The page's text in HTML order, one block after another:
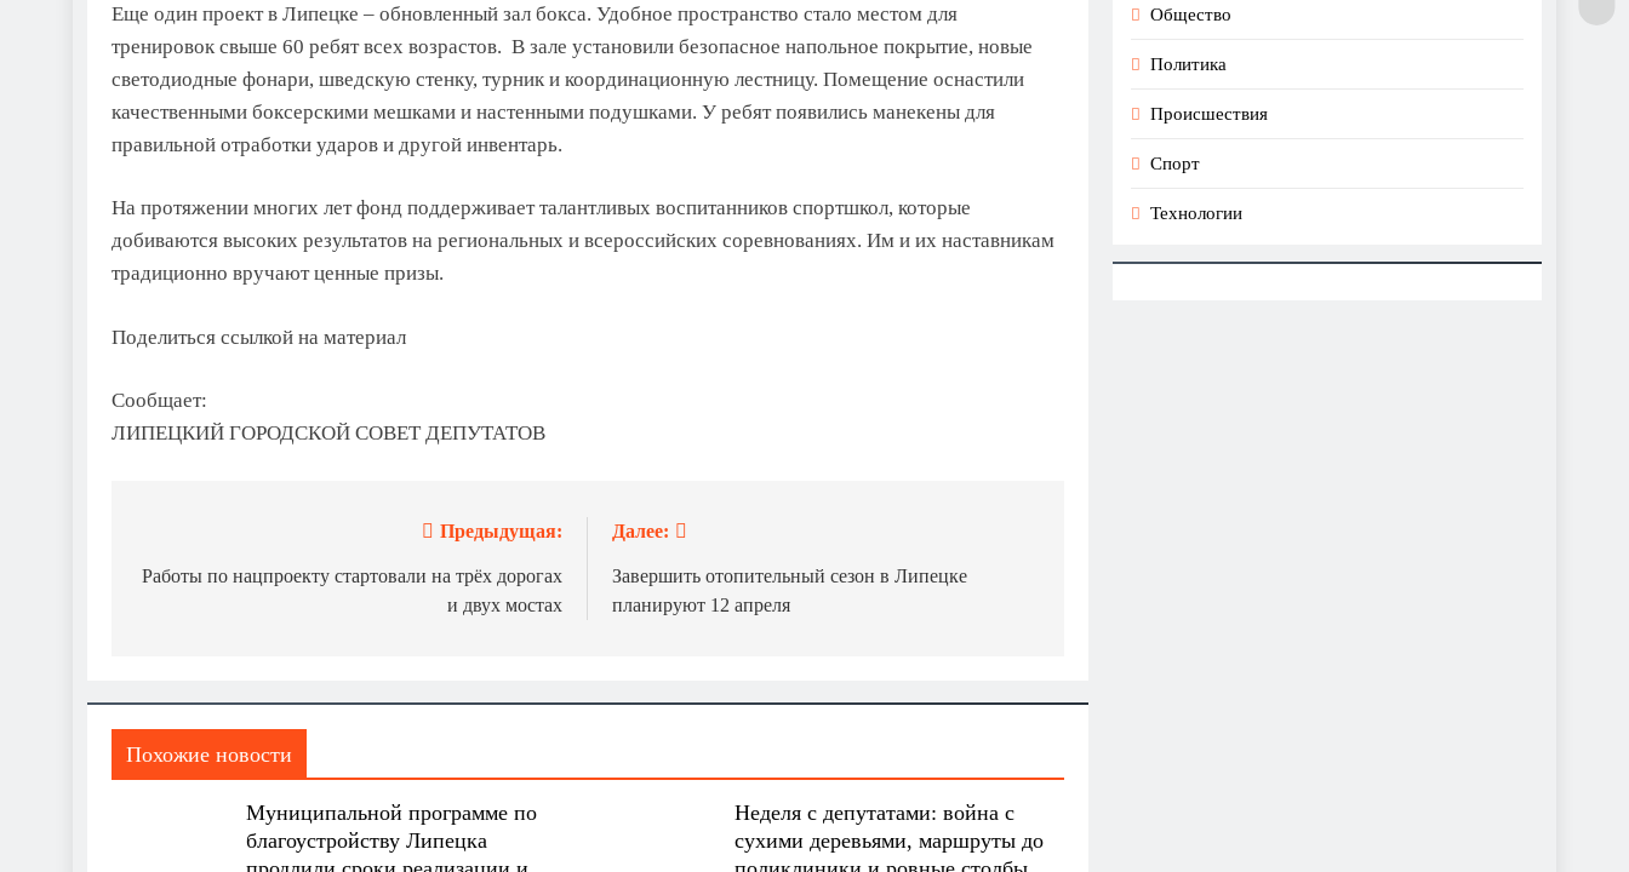
Еще один проект в Липецке – обновленный зал бокса. Удобное пространство стало местом для
тренировок свыше 60 ребят всех возрастов. В зале установили безопасное напольное покрытие, новые
светодиодные фонари, шведскую стенку, турник и координационную лестницу. Помещение оснастили
качественными боксерскими мешками и настенными подушками. У ребят появились манекены для
правильной отработки ударов и другой инвентарь.
На протяжении многих лет фонд поддерживает талантливых воспитанников спортшкол, которые
добиваются высоких результатов на региональных и всероссийских соревнованиях. Им и их наставникам
традиционно вручают ценные призы.
Поделиться ссылкой на материал
Сообщает:
ЛИПЕЦКИЙ ГОРОДСКОЙ СОВЕТ ДЕПУТАТОВ
по
Предыдущая:
Работы по нацпроекту стартовали на трёх дорогах
и двух мостах
Далее:
Завершить отопительный сезон в Липецке
планируют 12 апреля
Похожие новости
Муниципальной программе по
благоустройству Липецка
Неделя с депутатами: война с
сухими деревьями, маршруты до
Общество
Политика
Происшествия
Спорт
Технологии